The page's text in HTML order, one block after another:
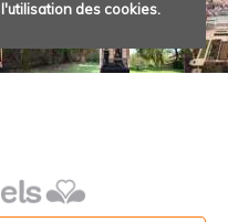
des cookies.